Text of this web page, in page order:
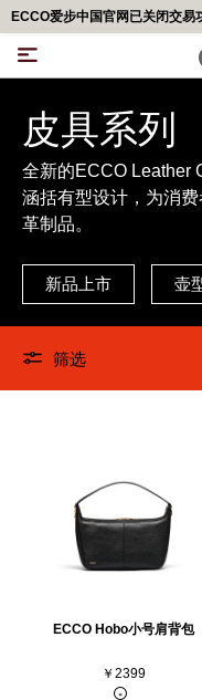
皮具系列
全新的ECCO Leather
涵括有型设计，为消
革制品。
新品上市 壶
筛选
ECCO Hobo小号肩背包
￥2399